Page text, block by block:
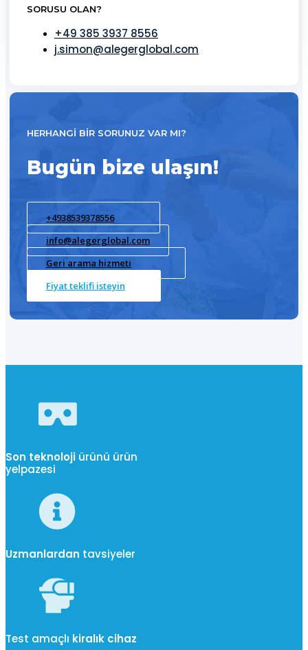
SORUSU OLAN?
+49 385 3937 8556
j.simon@alegerglobal.com
HERHANGI BIR SORUNUZ VAR MI?
Bugün bize ulaşın!
+4938539378556
info@alegerglobal.com
Geri arama hizmeti
Fiyat teklifi isteyin
Son teknoloji ürünü ürün
yelpazesi
Uzmanlardan tavsiyeler
Test amaçlı kiralık cihaz